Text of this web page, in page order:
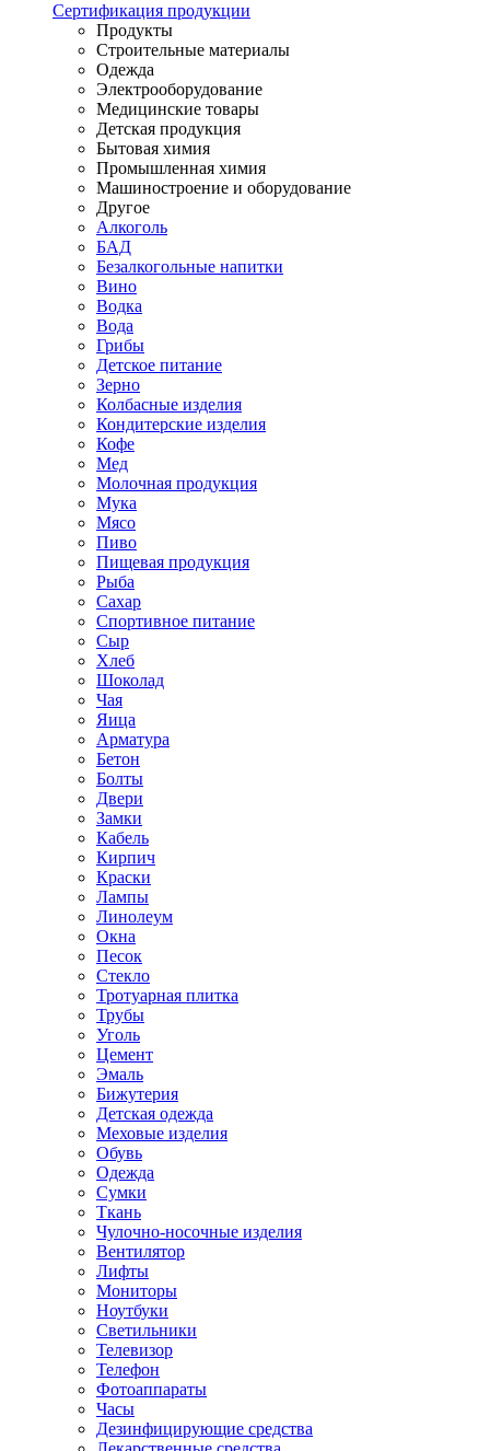
Сертификация продукции
Продукты
Строительные материалы
Одежда
Электрооборудование
Медицинские товары
Детская продукция
Бытовая химия
Промышленная химия
Машиностроение и оборудование
Другое
Алкоголь
БАД
Безалкогольные напитки
Вино
Водка
Вода
Грибы
Детское питание
Зерно
Колбасные изделия
Кондитерские изделия
Кофе
Мед
Молочная продукция
Мука
Мясо
Пиво
Пищевая продукция
Рыба
Сахар
Спортивное питание
Сыр
Хлеб
Шоколад
Чая
Яица
Арматура
Бетон
Болты
Двери
Замки
Кабель
Кирпич
Краски
Лампы
Линолеум
Окна
Песок
Стекло
Тротуарная плитка
Трубы
Уголь
Цемент
Эмаль
Бижутерия
Детская одежда
Меховые изделия
Обувь
Одежда
Сумки
Ткань
Чулочно-носочные изделия
Вентилятор
Лифты
Мониторы
Ноутбуки
Светильники
Телевизор
Телефон
Фотоаппараты
Часы
Дезинфицирующие средства